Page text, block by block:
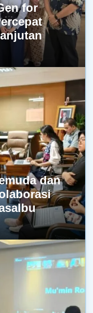
for
dan